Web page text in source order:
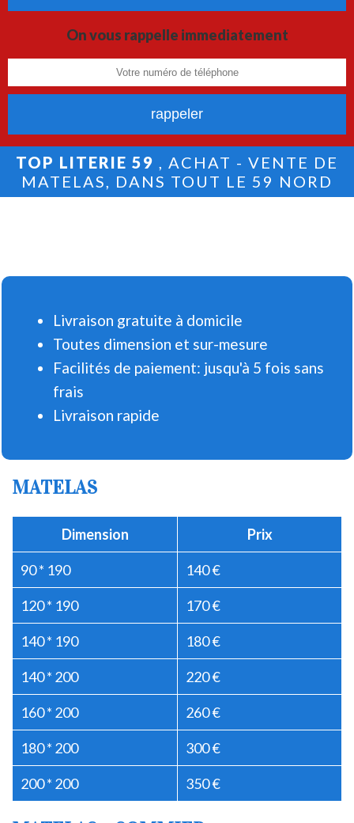
On vous rappelle immediatement
TOP LITERIE 59 , ACHAT - VENTE DE
MATELAS, DANS TOUT LE 59 NORD
Livraison gratuite à domicile
Toutes dimension et sur-mesure
Facilités de paiement: jusqu'à 5 fois sans
frais
Livraison rapide
MATELAS
Dimension Prix
90 * 190 140 €
120 * 190 170 €
140 * 190 180 €
140 * 200 220 €
160 * 200 260 €
180 * 200 300 €
200 * 200 350 €